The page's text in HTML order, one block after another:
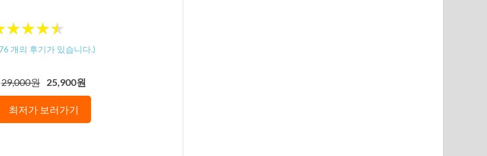
★★★★
★★★★
개의 후기가 있습니다.)
29,000원 25,900원
최저가 보러가기